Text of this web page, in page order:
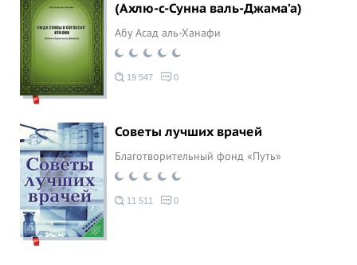
(Ахлю-с-Сунна валь-Джама’а)
Абу Асад аль-Ханафи
19 547 0
Советы лучших врачей
Благотворительный фонд «Путь»
11 511 0